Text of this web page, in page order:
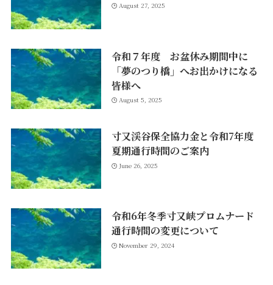
August 27, 2025
令和７年度 お盆休み期間中に
「夢のつり橋」へお出かけになる
皆様へ
August 5, 2025
寸又渓谷保全協力金と令和7年度
夏期通行時間のご案内
June 26, 2025
令和6年冬季寸又峡プロムナード
通行時間の変更について
November 29, 2024